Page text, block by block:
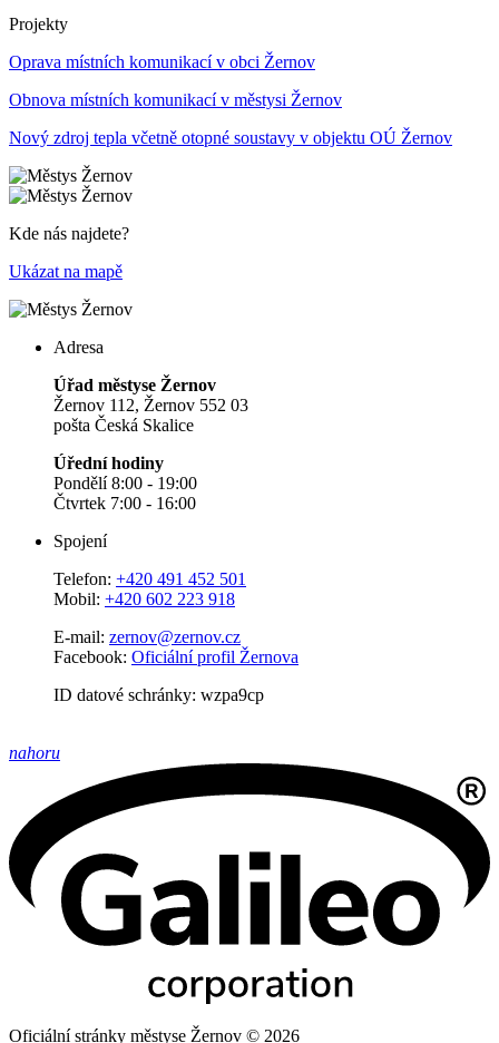
Projekty
Oprava místních komunikací v obci Žernov
Obnova místních komunikací v městysi Žernov
Nový zdroj tepla včetně otopné soustavy v objektu OÚ Žernov
Kde nás najdete?
Ukázat na mapě
Adresa
Úřad městyse Žernov
Žernov 112, Žernov 552 03
pošta Česká Skalice
Úřední hodiny
Pondělí 8:00 - 19:00
Čtvrtek 7:00 - 16:00
Spojení
Telefon: +420 491 452 501
Mobil: +420 602 223 918
E-mail: zernov@zernov.cz
Facebook: Oficiální profil Žernova
ID datové schránky: wzpa9cp
nahoru
Oficiální stránky městyse Žernov © 2026